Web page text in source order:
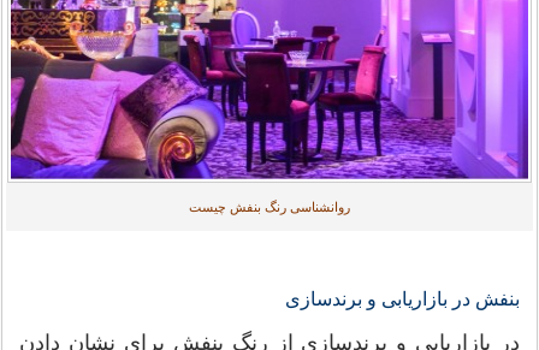
روانشناسی رنگ بنفش چیست
بنفش در بازاریابی و برندسازی
در بازاریابی و برندسازی از رنگ بنفش برای نشان دادن